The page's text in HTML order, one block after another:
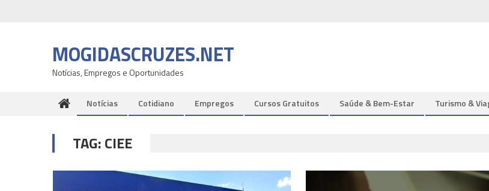
MOGIDASCRUZES.NET
Notícias, Empregos e Oportunidades
Notícias Cotidiano Empregos Cursos Gratuitos Saúde & Bem-Estar Turismo &
TAG:CIEE